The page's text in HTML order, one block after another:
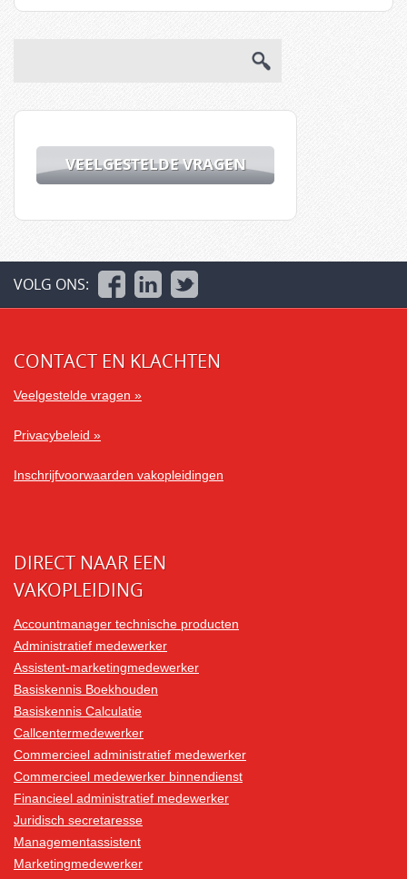
VEELGESTELDE VRAGEN
VOLG ONS:
CONTACT EN KLACHTEN
Veelgestelde vragen »
Privacybeleid »
Inschrijfvoorwaarden vakopleidingen
DIRECT NAAR EEN
VAKOPLEIDING
Accountmanager technische producten
Administratief medewerker
Assistent-marketingmedewerker
Basiskennis Boekhouden
Basiskennis Calculatie
Callcentermedewerker
Commercieel administratief medewerker
Commercieel medewerker binnendienst
Financieel administratief medewerker
Juridisch secretaresse
Managementassistent
Marketingmedewerker